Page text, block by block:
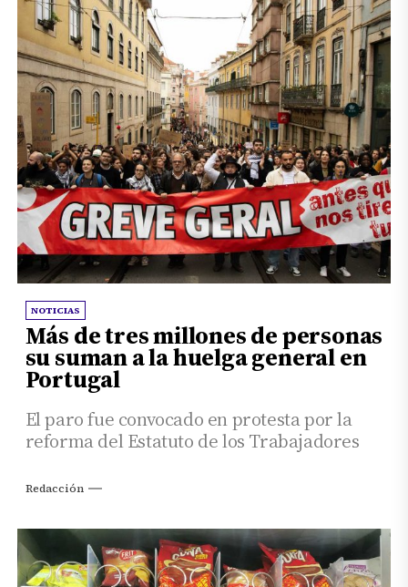
NOTICIAS
Más de tres millones de personas
su suman a la huelga general en
Portugal
El paro fue convocado en protesta por la
reforma del Estatuto de los Trabajadores
Redacción